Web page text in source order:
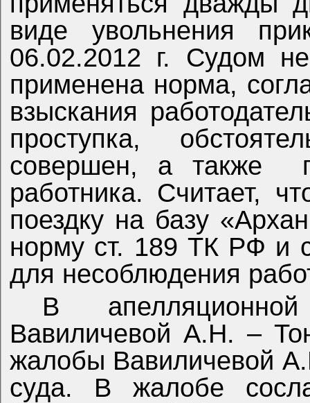
виде увольнения
06.02.2012 г. Судом
применена норма,
взыскания
проступка,
совершен, а также
работника. Считает,
поездку на базу
норму ст. 189 ТК РФ и
для несоблюдения
В
Вавиличевой А.Н. –
жалобы Вавиличевой
суда. В жалобе